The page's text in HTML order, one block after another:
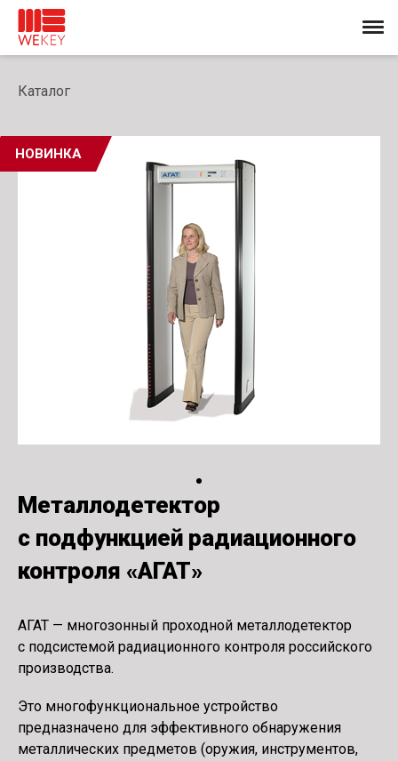
Каталог
НОВИНКА
Металлодетектор
с подфункцией радиационного
контроля «АГАТ»
АГАТ — многозонный проходной металлодетектор
с подсистемой радиационного контроля российского
производства.
Это многофункциональное устройство
предназначено для эффективного обнаружения
металлических предметов (оружия, инструментов,